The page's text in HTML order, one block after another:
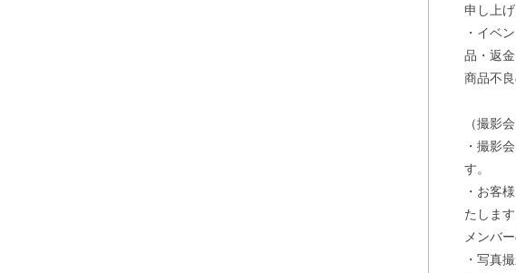
申し上げ
・イベ
品・返
商品不
（撮影
・撮影
す。
・お客
たします
メンバ
・写真